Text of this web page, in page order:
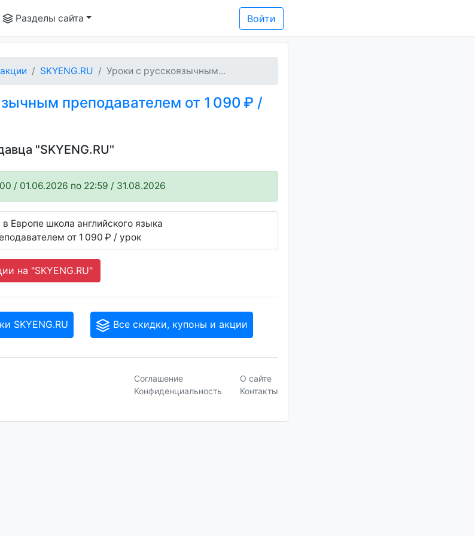
Разделы сайта Войти
SKYENG.RU Уроки с русскоязычным...
преподавателем от 1 090 ₽ /
"SKYENG.RU"
/ 01.06.2026 по 22:59 / 31.08.2026
Европе школа английского языка
от 1 090 ₽ / урок
на "SKYENG.RU"
SKYENG.RU Все скидки, купоны и акции
Соглашение
Конфиденциальность
О сайте
Контакты